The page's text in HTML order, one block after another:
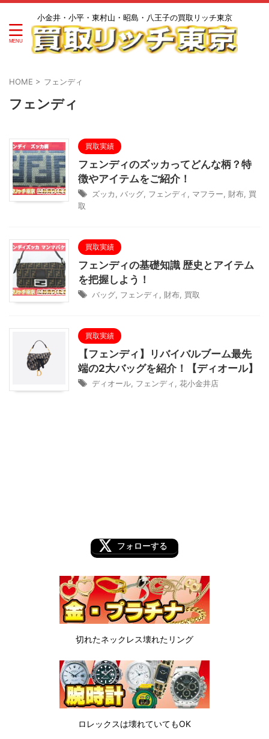
小金井・小平・東村山・昭島・八王子の買取リッチ東京
HOME > フェンディ
フェンディ
買取実績
フェンディのズッカってどんな柄？特
徴やアイテムをご紹介！
ズッカ バッグ フェンディ マフラー 財布 買
取
買取実績
フェンディの基礎知識 歴史とアイテム
を把握しよう！
バッグ フェンディ 財布 買取
買取実績
【フェンディ】リバイバルブーム最先
端の2大バッグを紹介！【ディオール】
ディオール フェンディ 花小金井店
フォローする
切れたネックレス壊れたリング
ロレックスは壊れていてもOK